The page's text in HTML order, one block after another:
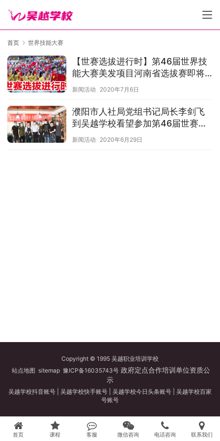
首页 世界技能大赛
【世赛选拔进行时】第46届世界技
能大赛美发项目河南省选拔赛即将
开赛！
新闻活动 2020年7月6日
濮阳市人社局党组书记局长李剑飞
到吴越学校看望参加第46届世赛选
拔赛的选手们
新闻活动 2020年6月29日
Copyright © 1995 吴越职业培训学校
站点地图 sitemap 豫ICP备16035743号政府定点合作培训单位资质公
示
吴越学校抖音账号 吴越学校快手账号 吴越学校今日头条账号
吴越学校百家
号账号
首页 课程 客服 微信咨询 电话咨询 联系我们